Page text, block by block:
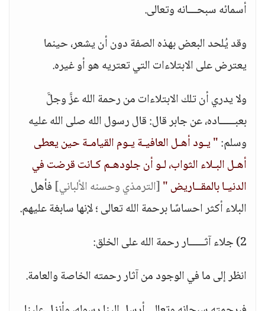
أسمائه سبحـــانه وتعالى.
وقد يُلحد البعض بهذه الصفة دون أن يشعر، حينما
يعترض على الابتلاءات التي تعتريه هو أو غيره.
ولا يدري أن تلك الابتلاءات من رحمة الله عزَّ وجلَّ
بعبـــــاده، عن جابر قال: قال رسول الله صلى الله عليه
وسلم:" يـود أهـل العافيـة يـوم القيامـة حين يعطى
أهـل البـلاء الثواب، لـو أن جلودهـم كـانت قرضت في
الدنيـا بالمقــاريض "[الترمذي وحسنه الألباني] فأهل
البلاء أكثر احساسًا برحمة الله تعالى ؛ لإنها سابغة عليهم.
2) جلاء آثـــــار رحمة الله على الخلق:
انظر إلى ما في الوجود من آثار رحمته الخاصة والعامة.